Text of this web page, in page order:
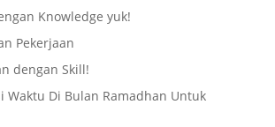
Knowledge yuk!
Pekerjaan
dengan Skill!
Waktu Di Bulan Ramadhan Untuk